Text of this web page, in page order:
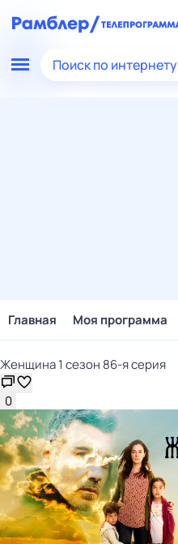
Поиск по интернету
Главная Моя программа
Женщина 1 сезон 86-я серия
0